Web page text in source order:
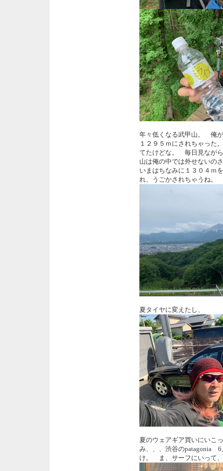
年々低くなる武甲山。 俺
１２９５ｍにされちゃった
てたけどな。 毎日見なが
山は俺の中では外せないの
いまはちなみに１３０４ｍ
れ、うごかされちゃうね
夏タイヤに変えたし、
夏のウェアギア買いにい
み、、、渋谷のpatagonia 6
け。 ま、サーフにいって